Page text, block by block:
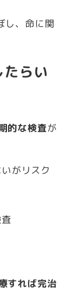
し、命に関
らい
的な検査が
がリスク
すれば完治